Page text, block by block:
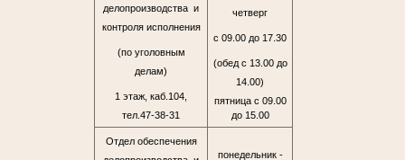
делопроизводства и
контроля исполнения
(по уголовным
делам)
1 этаж, каб.104,
тел.47-38-31
четверг
с 09.00 до 17.30
(обед с 13.00 до
14.00)
пятница с 09.00
до 15.00
Отдел обеспечения
понедельник -